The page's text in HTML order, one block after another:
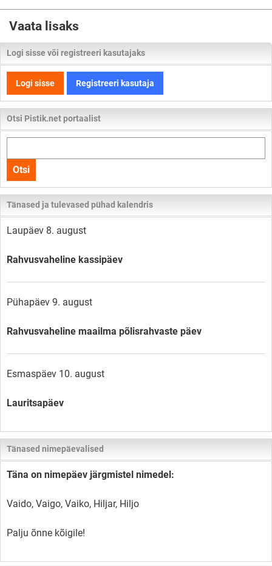
Vaata lisaks
Logi sisse või registreeri kasutajaks
Logi sisse Registreeri kasutaja
Otsi Pistik.net portaalist
kogu
lehelt
Otsi
Tänased ja tulevased pühad kalendris
Laupäev 8. august
Rahvusvaheline kassipäev
Pühapäev 9. august
Rahvusvaheline maailma põlisrahvaste päev
Esmaspäev 10. august
Lauritsapäev
Tänased nimepäevalised
Täna on nimepäev järgmistel nimedel:
Vaido, Vaigo, Vaiko, Hiljar, Hiljo
Palju õnne kõigile!